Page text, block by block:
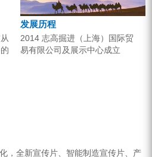
发展历程
2014 志高掘进（上海）国际贸
易有限公司及展示中心成立
，全新宣传片、智能制造宣传片、产